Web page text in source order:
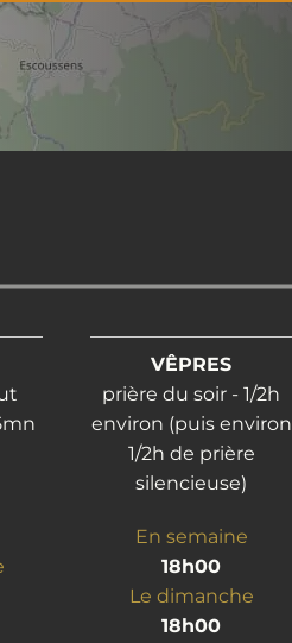
VÊPRES
prière du soir - 1/2h
environ (puis environ
1/2h de prière
silencieuse)
En semaine
18h00
Le dimanche
18h00